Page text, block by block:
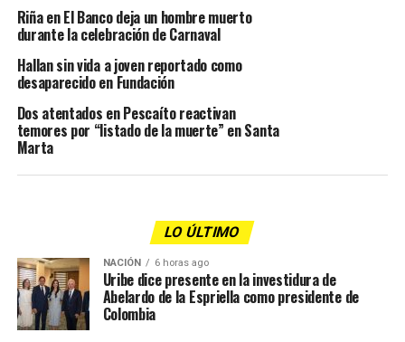
Riña en El Banco deja un hombre muerto
durante la celebración de Carnaval
Hallan sin vida a joven reportado como
desaparecido en Fundación
Dos atentados en Pescaíto reactivan
temores por “listado de la muerte” en Santa
Marta
LO ÚLTIMO
NACIÓN 6 horas ago
Uribe dice presente en la investidura de
Abelardo de la Espriella como presidente de
Colombia